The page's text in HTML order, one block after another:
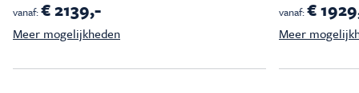
vanaf:€ 2139,-
Meer mogelijkheden
vanaf:€
Meer